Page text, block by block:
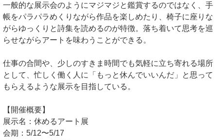
一般的な展示会のようにマジマジと鑑賞するのではなく、手
帳をパラパラめくりながら作品を楽しめたり、椅子に座りな
がらゆっくりと詩集を読めるのが特徴。落ち着いて思考を巡
らせながらアートを味わうことができる。
仕事の合間や、少しのすきま時間でも気軽に立ち寄れる場所
として、忙しく働く人に「もっと休んでいいんだ」と思って
もらえるような展示を目指している。
【開催概要】
展示名：休めるアート展
会期：5/12〜5/17